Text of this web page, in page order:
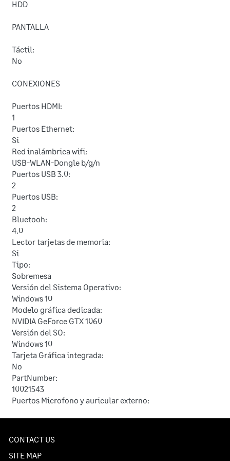
HDD
PANTALLA
Táctil:
No
CONEXIONES
Puertos HDMI:
1
Puertos Ethernet:
Si
Red inalámbrica wifi:
USB-WLAN-Dongle b/g/n
Puertos USB 3.0:
2
Puertos USB:
2
Bluetooh:
4.0
Lector tarjetas de memoria:
Si
Tipo:
Sobremesa
Versión del Sistema Operativo:
Windows 10
Modelo gráfica dedicada:
NVIDIA GeForce GTX 1060
Versión del SO:
Windows 10
Tarjeta Gráfica integrada:
No
PartNumber:
10021543
Puertos Microfono y auricular externo:
CONTACT US
SITE MAP